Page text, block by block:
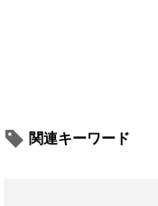
関連キーワード